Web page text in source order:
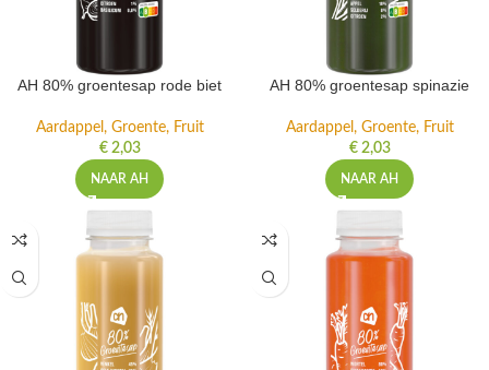
AH 80% groentesap rode biet
Aardappel, Groente, Fruit
€2,03
NAAR AH
AH 80% groentesap spinazie
Aardappel, Groente, Fruit
€2,03
NAAR AH